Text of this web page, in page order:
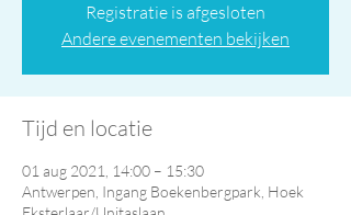
Registratie is afgesloten
Andere evenementen bekijken
Tijd en locatie
01 aug 2021, 14:00 – 15:30
Antwerpen, Ingang Boekenbergpark, Hoek